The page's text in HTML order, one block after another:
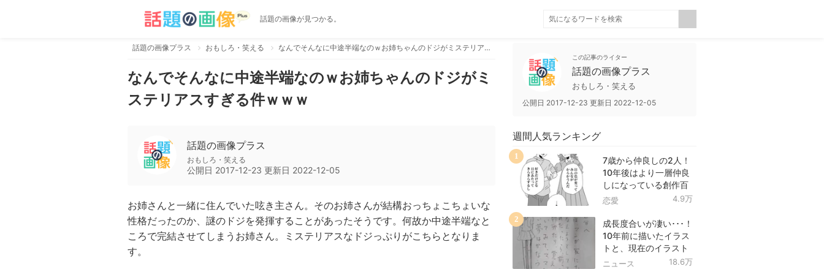
話題の画像が見つかる。
話題の画像プラス おもしろ・笑える なんでそんなに中途半端なのｗお姉ちゃんのドジがミステリアスすぎる件ｗｗｗ
なんでそんなに中途半端なのｗお姉ちゃんのドジがミ
ステリアスすぎる件ｗｗｗ
話題の画像プラス
おもしろ・笑える
公開日 2017-12-23 更新日 2022-12-05
お姉さんと一緒に住んでいた呟き主さん。そのお姉さんが結構おっちょこちょいな
性格だったのか、謎のドジを発揮することがあったそうです。何故か中途半端なと
ころで完結させてしまうお姉さん。ミステリアスなドジっぷりがこちらとなりま
す。
この記事のライター
話題の画像プラス
おもしろ・笑える
公開日 2017-12-23 更新日 2022-12-05
週間人気ランキング
7歳から仲良しの2人！
10年後はより一層仲良
しになっている創作百
合！
恋愛 4.9万
1
成長度合いが凄い･･･！
10年前に描いたイラス
トと、現在のイラスト
を投稿したツイートが
ニュース 18.6万
2